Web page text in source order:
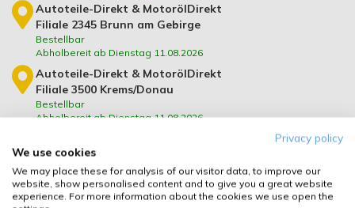
Autoteile-Direkt & MotorölDirekt
Filiale 2345 Brunn am Gebirge
Bestellbar
Abholbereit ab Dienstag 11.08.2026
Autoteile-Direkt & MotorölDirekt
Filiale 3500 Krems/Donau
Bestellbar
Abholbereit ab Dienstag 11.08.2026
Filiale 2620 Neunkirchen
Bestellbar
Abholbereit ab Dienstag 11.08.2026
Die Filiale kann im Bestellvorgang ausgewählt werden.
Privacy policy
We use cookies
We may place these for analysis of our visitor data, to improve our
website, show personalised content and to give you a great website
experience. For more information about the cookies we use open the